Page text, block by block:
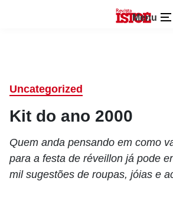
Menu
Uncategorized
Kit do ano 2000
Quem anda pensando em como
para a festa de réveillon já pode
mil sugestões de roupas, jóias e